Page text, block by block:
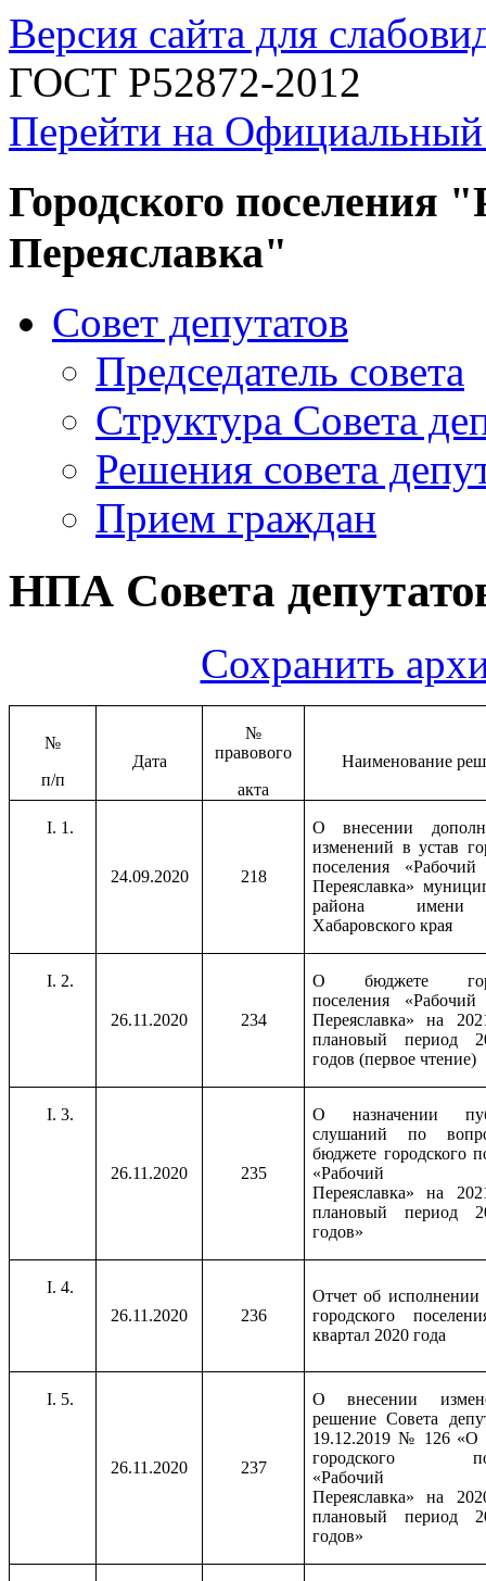
Версия сайта для
ГОСТ Р52872-2012
Перейти на
Городского поселения
Переяславка"
Совет депутатов
Председатель совета
Структура Совета
Решения совета
Прием граждан
НПА Совета
Сохранить
№
п/п
Дата
№
правового
акта
Наименование
1.
24.09.2020 218
О внесении
изменений в устав
поселения «Рабочий
Переяславка»
района
Хабаровского края
2.
26.11.2020 234
О бюджете
поселения «Рабочий
Переяславка» на
плановый период
годов (первое чтение)
3.
26.11.2020 235
О назначении
слушаний по
бюджете городского
«Рабочий
Переяславка» на
плановый период
годов»
4.
26.11.2020
236
Отчет об исполнении
городского
квартал 2020 года
5.
26.11.2020 237
О внесении
решение Совета
19.12.2019 № 126 «О
городского
«Рабочий
Переяславка» на
плановый период
годов»